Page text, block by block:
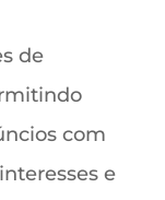
de
com
e